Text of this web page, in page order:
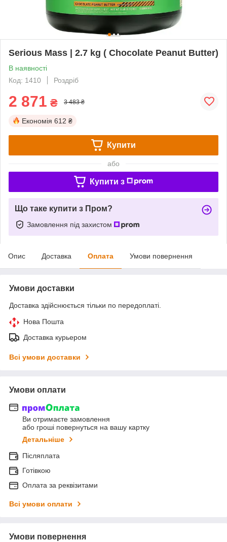
Serious Mass | 2.7 kg ( Chocolate Peanut Butter)
В наявності
Код: 1410
Роздріб
2 871 ₴ 3 483 ₴
Економія 612 ₴
Купити
або
Купити з
Що таке купити з Пром?
Замовлення під захистом
Опис Доставка Оплата Умови повернення
Умови доставки
Доставка здійснюється тільки по передоплаті.
Нова Пошта
Доставка курьером
Всі умови доставки
Умови оплати
Ви отримаєте замовлення
або гроші повернуться на вашу картку
Детальніше
Післяплата
Готівкою
Оплата за реквізитами
Всі умови оплати
Умови повернення